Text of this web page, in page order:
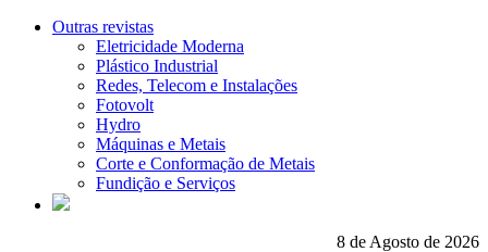
Outras revistas
Eletricidade Moderna
Plástico Industrial
Redes, Telecom e Instalações
Fotovolt
Hydro
Máquinas e Metais
Corte e Conformação de Metais
Fundição e Serviços
8 de Agosto de 2026